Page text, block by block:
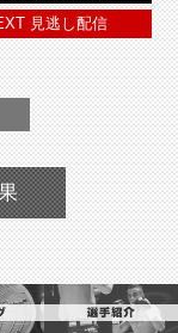
見逃し配信